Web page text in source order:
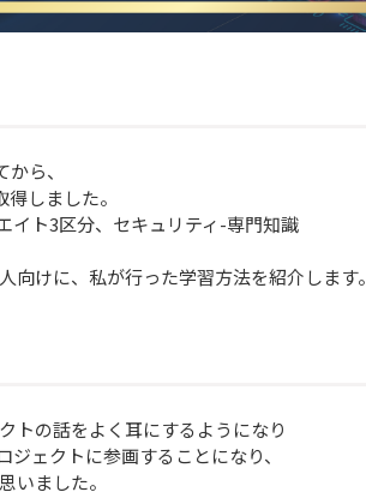
ら、
しました。
イト3区分、セキュリティ-専門知識
向けに、私が行った学習方法を紹介します。
トの話をよく耳にするようになり
ェクトに参画することになり、
いました。